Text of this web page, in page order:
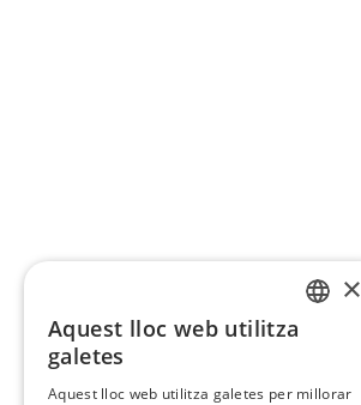
×
Aquest lloc web utilitza
galetes
Aquest lloc web utilitza galetes per millorar